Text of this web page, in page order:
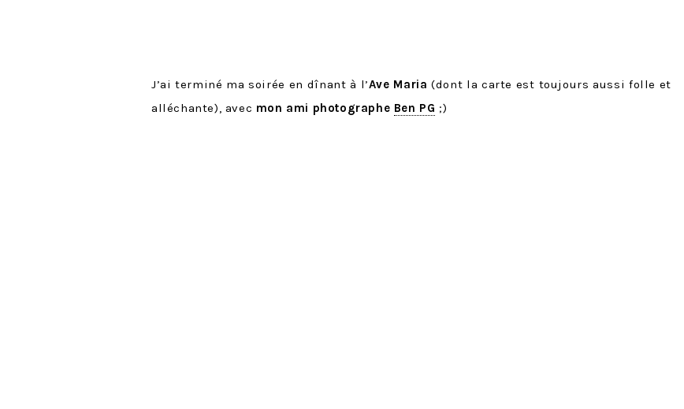
J’ai terminé ma soirée en dînant à l’Ave Maria (dont la carte est toujours aussi folle et
alléchante), avec mon ami photographe Ben PG ;)